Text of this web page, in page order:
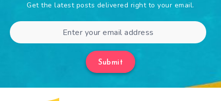
Get the latest posts delivered right to your email.
Submit